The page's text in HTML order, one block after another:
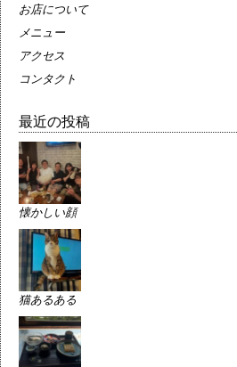
お店について
メニュー
アクセス
コンタクト
最近の投稿
懐かしい顔
猫あるある